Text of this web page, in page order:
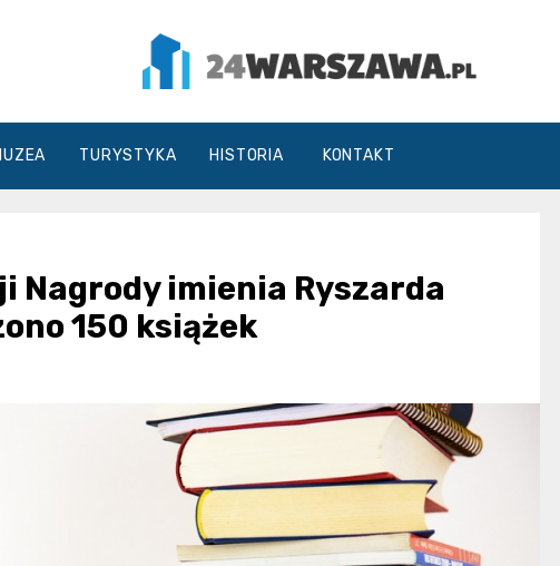
24Warszawa.pl
TURYSTYKA HISTORIA KONTAKT
Nagrody imienia Ryszarda
150 książek